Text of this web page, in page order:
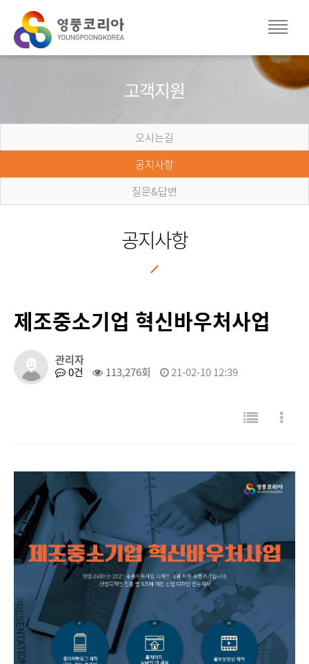
고객지원
오시는길
공지사항
질문&답변
공지사항
제조중소기업 혁신바우처사업
관리자
0건
113,276회 21-02-10 12:39